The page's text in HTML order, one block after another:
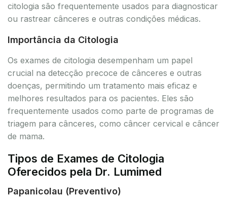
citologia são frequentemente usados para diagnosticar
ou rastrear cânceres e outras condições médicas.
Importância da Citologia
Os exames de citologia desempenham um papel
crucial na detecção precoce de cânceres e outras
doenças, permitindo um tratamento mais eficaz e
melhores resultados para os pacientes. Eles são
frequentemente usados como parte de programas de
triagem para cânceres, como câncer cervical e câncer
de mama.
Tipos de Exames de Citologia
Oferecidos pela Dr. Lumimed
Papanicolau (Preventivo)